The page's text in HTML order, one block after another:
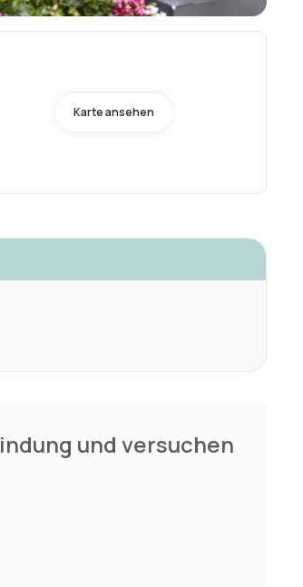
Karte ansehen
und versuchen